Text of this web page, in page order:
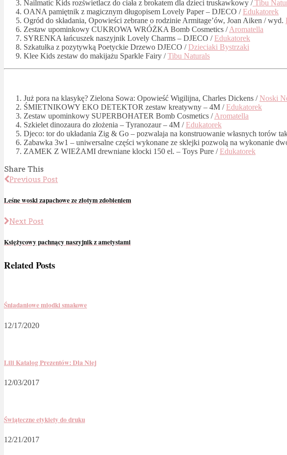
Nailmatic Kids rozświetlacz do ciała z brokatem dla dzieci truskawkowy /Tibu
OANA pamiętnik z magicznym długopisem Lovely Paper – DJECO /Edukatorek
Ogród do składania, Opowieści zebrane o rodzinie Armitage’ów, Joan Aiken / wyd.
Zestaw upominkowy CUKROWA WRÓŻKA Bomb Cosmetics /Aromatella
SYRENKA łańcuszek naszyjnik Lovely Charms – DJECO /Edukatorek
Szkatułka z pozytywką Poetyckie Drzewo DJECO /Dzieciaki Bystrzaki
Klee Kids zestaw do makijażu Sparkle Fairy /Tibu Naturals
Już pora na klasykę? Zielona Sowa: Opowieść Wigilijna, Charles Dickens /Noski
ŚMIETNIKOWY EKO DETEKTOR zestaw kreatywny – 4M /Edukatorek
Zestaw upominkowy SUPERBOHATER Bomb Cosmetics /Aromatella
Szkielet dinozaura do złożenia – Tyranozaur – 4M /Edukatorek
Djeco: tor do układania Zig & Go – pozwalaja na konstruowanie własnych torów
Zabawka 3w1 – uniwersalne części wykonane ze sklejki pozwolą na wykonanie
ZAMEK Z WIEŻAMI drewniane klocki 150 el. – Toys Pure /Edukatorek
Share This
Previous Post
Leśne woski zapachowe ze złotym zdobieniem
Next Post
Księżycowy pachnący naszyjnik z ametystami
Related Posts
Śniadaniowe miodki smakowe
12/17/2020
Lili Katalog Prezentów: Dla Niej
12/03/2017
Świąteczne etykiety do druku
12/21/2017